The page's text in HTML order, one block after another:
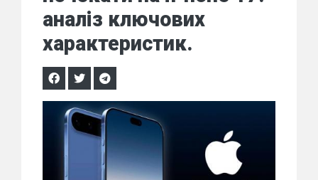
аналіз ключових
характеристик.